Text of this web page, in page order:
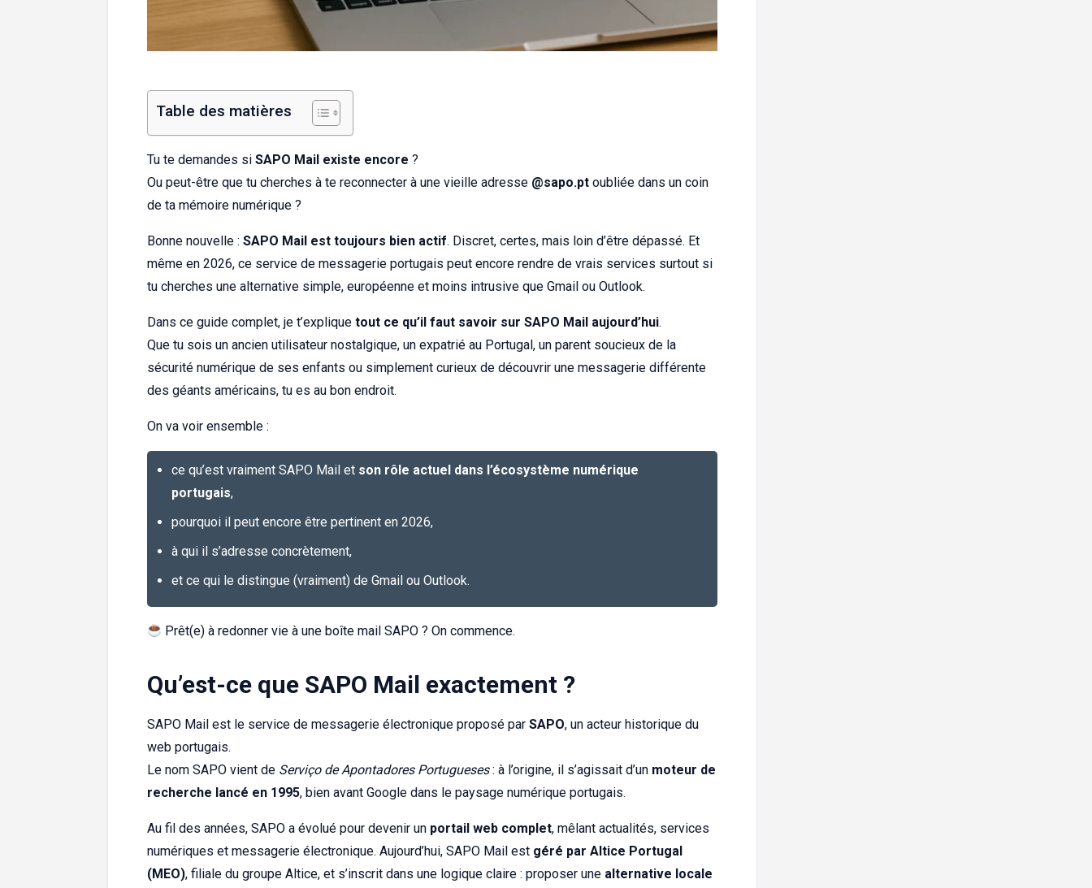
Table des matières
Tu te demandes si SAPO Mail existe encore ?
Ou peut-être que tu cherches à te reconnecter à une vieille adresse @sapo.pt oubliée dans un coin
de ta mémoire numérique ?
Bonne nouvelle : SAPO Mail est toujours bien actif. Discret, certes, mais loin d’être dépassé. Et
même en 2026, ce service de messagerie portugais peut encore rendre de vrais services surtout si
tu cherches une alternative simple, européenne et moins intrusive que Gmail ou Outlook.
Dans ce guide complet, je t’explique tout ce qu’il faut savoir sur SAPO Mail aujourd’hui.
Que tu sois un ancien utilisateur nostalgique, un expatrié au Portugal, un parent soucieux de la
sécurité numérique de ses enfants ou simplement curieux de découvrir une messagerie différente
des géants américains, tu es au bon endroit.
On va voir ensemble :
ce qu’est vraiment SAPO Mail et son rôle actuel dans l’écosystème numérique
portugais,
pourquoi il peut encore être pertinent en 2026,
à qui il s’adresse concrètement,
et ce qui le distingue (vraiment) de Gmail ou Outlook.
Prêt(e) à redonner vie à une boîte mail SAPO ? On commence.
Qu’est-ce que SAPO Mail exactement ?
SAPO Mail est le service de messagerie électronique proposé par SAPO, un acteur historique du
web portugais.
Le nom SAPO vient de Serviço de Apontadores Portugueses: à l’origine, il s’agissait d’un moteur de
recherche lancé en 1995, bien avant Google dans le paysage numérique portugais.
Au fil des années, SAPO a évolué pour devenir un portail web complet, mêlant actualités, services
numériques et messagerie électronique. Aujourd’hui, SAPO Mail est géré par Altice Portugal
(MEO), filiale du groupe Altice, et s’inscrit dans une logique claire : proposer une alternative locale